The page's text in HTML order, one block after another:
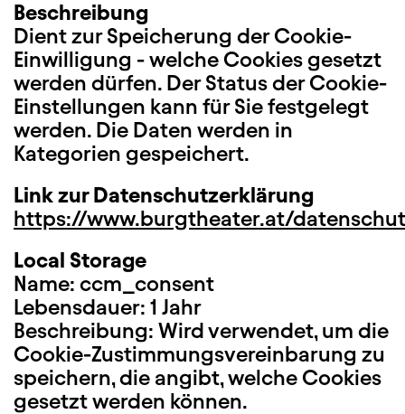
Beschreibung
Dient zur Speicherung der Cookie-
Einwilligung - welche Cookies gesetzt
werden dürfen. Der Status der Cookie-
Einstellungen kann für Sie festgelegt
werden. Die Daten werden in
Kategorien gespeichert.
Link zur Datenschutzerklärung
https://www.burgtheater.at/
Local Storage
Name: ccm_consent
Lebensdauer: 1 Jahr
Beschreibung: Wird verwendet, um die
Cookie-Zustimmungsvereinbarung zu
speichern, die angibt, welche Cookies
gesetzt werden können.